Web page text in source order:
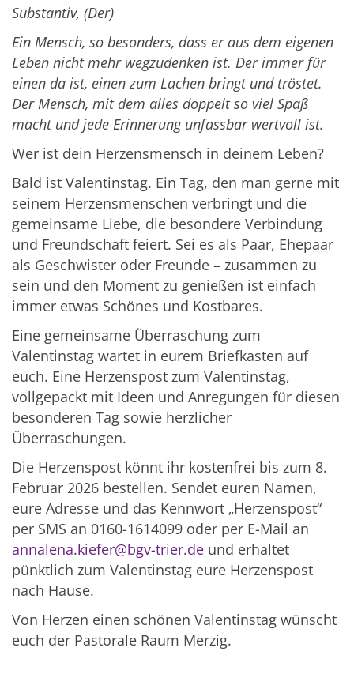
Substantiv, (Der)
Ein Mensch, so besonders, dass er aus dem eigenen
Leben nicht mehr wegzudenken ist. Der immer für
einen da ist, einen zum Lachen bringt und tröstet.
Der Mensch, mit dem alles doppelt so viel Spaß
macht und jede Erinnerung unfassbar wertvoll ist.
Wer ist dein Herzensmensch in deinem Leben?
Bald ist Valentinstag. Ein Tag, den man gerne mit
seinem Herzensmenschen verbringt und die
gemeinsame Liebe, die besondere Verbindung
und Freundschaft feiert. Sei es als Paar, Ehepaar
als Geschwister oder Freunde – zusammen zu
sein und den Moment zu genießen ist einfach
immer etwas Schönes und Kostbares.
Eine gemeinsame Überraschung zum
Valentinstag wartet in eurem Briefkasten auf
euch. Eine Herzenspost zum Valentinstag,
vollgepackt mit Ideen und Anregungen für diesen
besonderen Tag sowie herzlicher
Überraschungen.
Die Herzenspost könnt ihr kostenfrei bis zum 8.
Februar 2026 bestellen. Sendet euren Namen,
eure Adresse und das Kennwort „Herzenspost“
per SMS an 0160-1614099 oder per E-Mail an
annalena.kiefer@bgv-trier.de und erhaltet
pünktlich zum Valentinstag eure Herzenspost
nach Hause.
Von Herzen einen schönen Valentinstag wünscht
euch der Pastorale Raum Merzig.